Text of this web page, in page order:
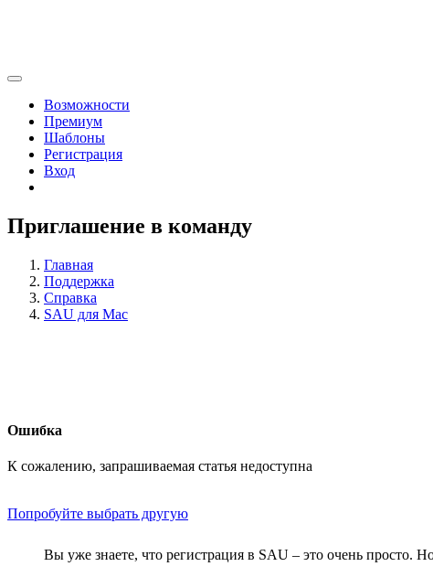
Возможности
Премиум
Шаблоны
Регистрация
Вход
Приглашение в команду
Главная
Поддержка
Справка
SAU для Mac
Ошибка
К сожалению, запрашиваемая статья недоступна
Попробуйте выбрать другую
Вы уже знаете, что регистрация в SAU – это очень просто.